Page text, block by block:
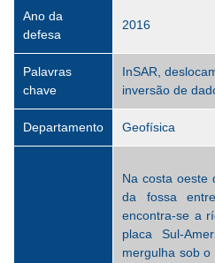
Ano da
defesa
2016
Palavras
chave
InSAR,
inversão de
Departamento Geofísica
Na costa oeste
da fossa
encontra-se a
placa Sul-
mergulha sob